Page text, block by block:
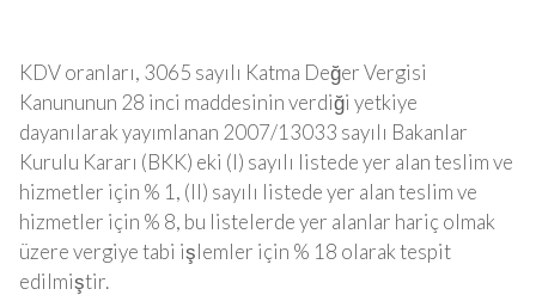
KDV oranları, 3065 sayılı Katma Değer Vergisi
Kanununun 28 inci maddesinin verdiği yetkiye
dayanılarak yayımlanan 2007/13033 sayılı Bakanlar
Kurulu Kararı (BKK) eki (I) sayılı listede yer alan teslim ve
hizmetler için % 1, (II) sayılı listede yer alan teslim ve
hizmetler için % 8, bu listelerde yer alanlar hariç olmak
üzere vergiye tabi işlemler için % 18 olarak tespit
edilmiştir.